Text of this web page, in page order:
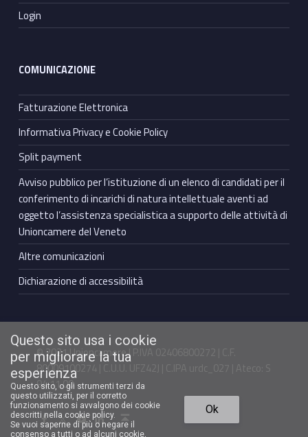
Login
COMUNICAZIONE
Fatturazione Elettronica
Informativa Privacy e Cookie Policy
Split payment
Avviso pubblico per l’istituzione di un elenco di candidati per il
conferimento di incarichi di natura intellettuale aventi ad
oggetto l’assistenza specialistica a supporto delle attività di
Unioncamere del Veneto
Altre comunicazioni
Dichiarazione di accessibilità
© 2021 Unioncamere | P.IVA 02406800272 | C.F.
80009100274 | C.U.U. UFZ42J | C.IPA urdc_027 | Ateco: S
94.11.00
Facebook Unioncamere VenetoTwitter Unioncamere VenetoYoutube Unioncamere VenetoLinkedin Unioncamere Veneto Torna in cima ↑
Questo sito usa i cookie
per migliorare la tua
esperienza
Questo sito, o gli strumenti terzi da
questo utilizzati, per il corretto
funzionamento si avvalgono dei cookie
descritti nella cookie policy.
Se vuoi saperne di più o negare il
consenso a tutti o ad alcuni cookie,
Ok